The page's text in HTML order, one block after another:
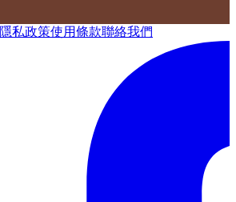
隱私政策使用條款聯絡我們